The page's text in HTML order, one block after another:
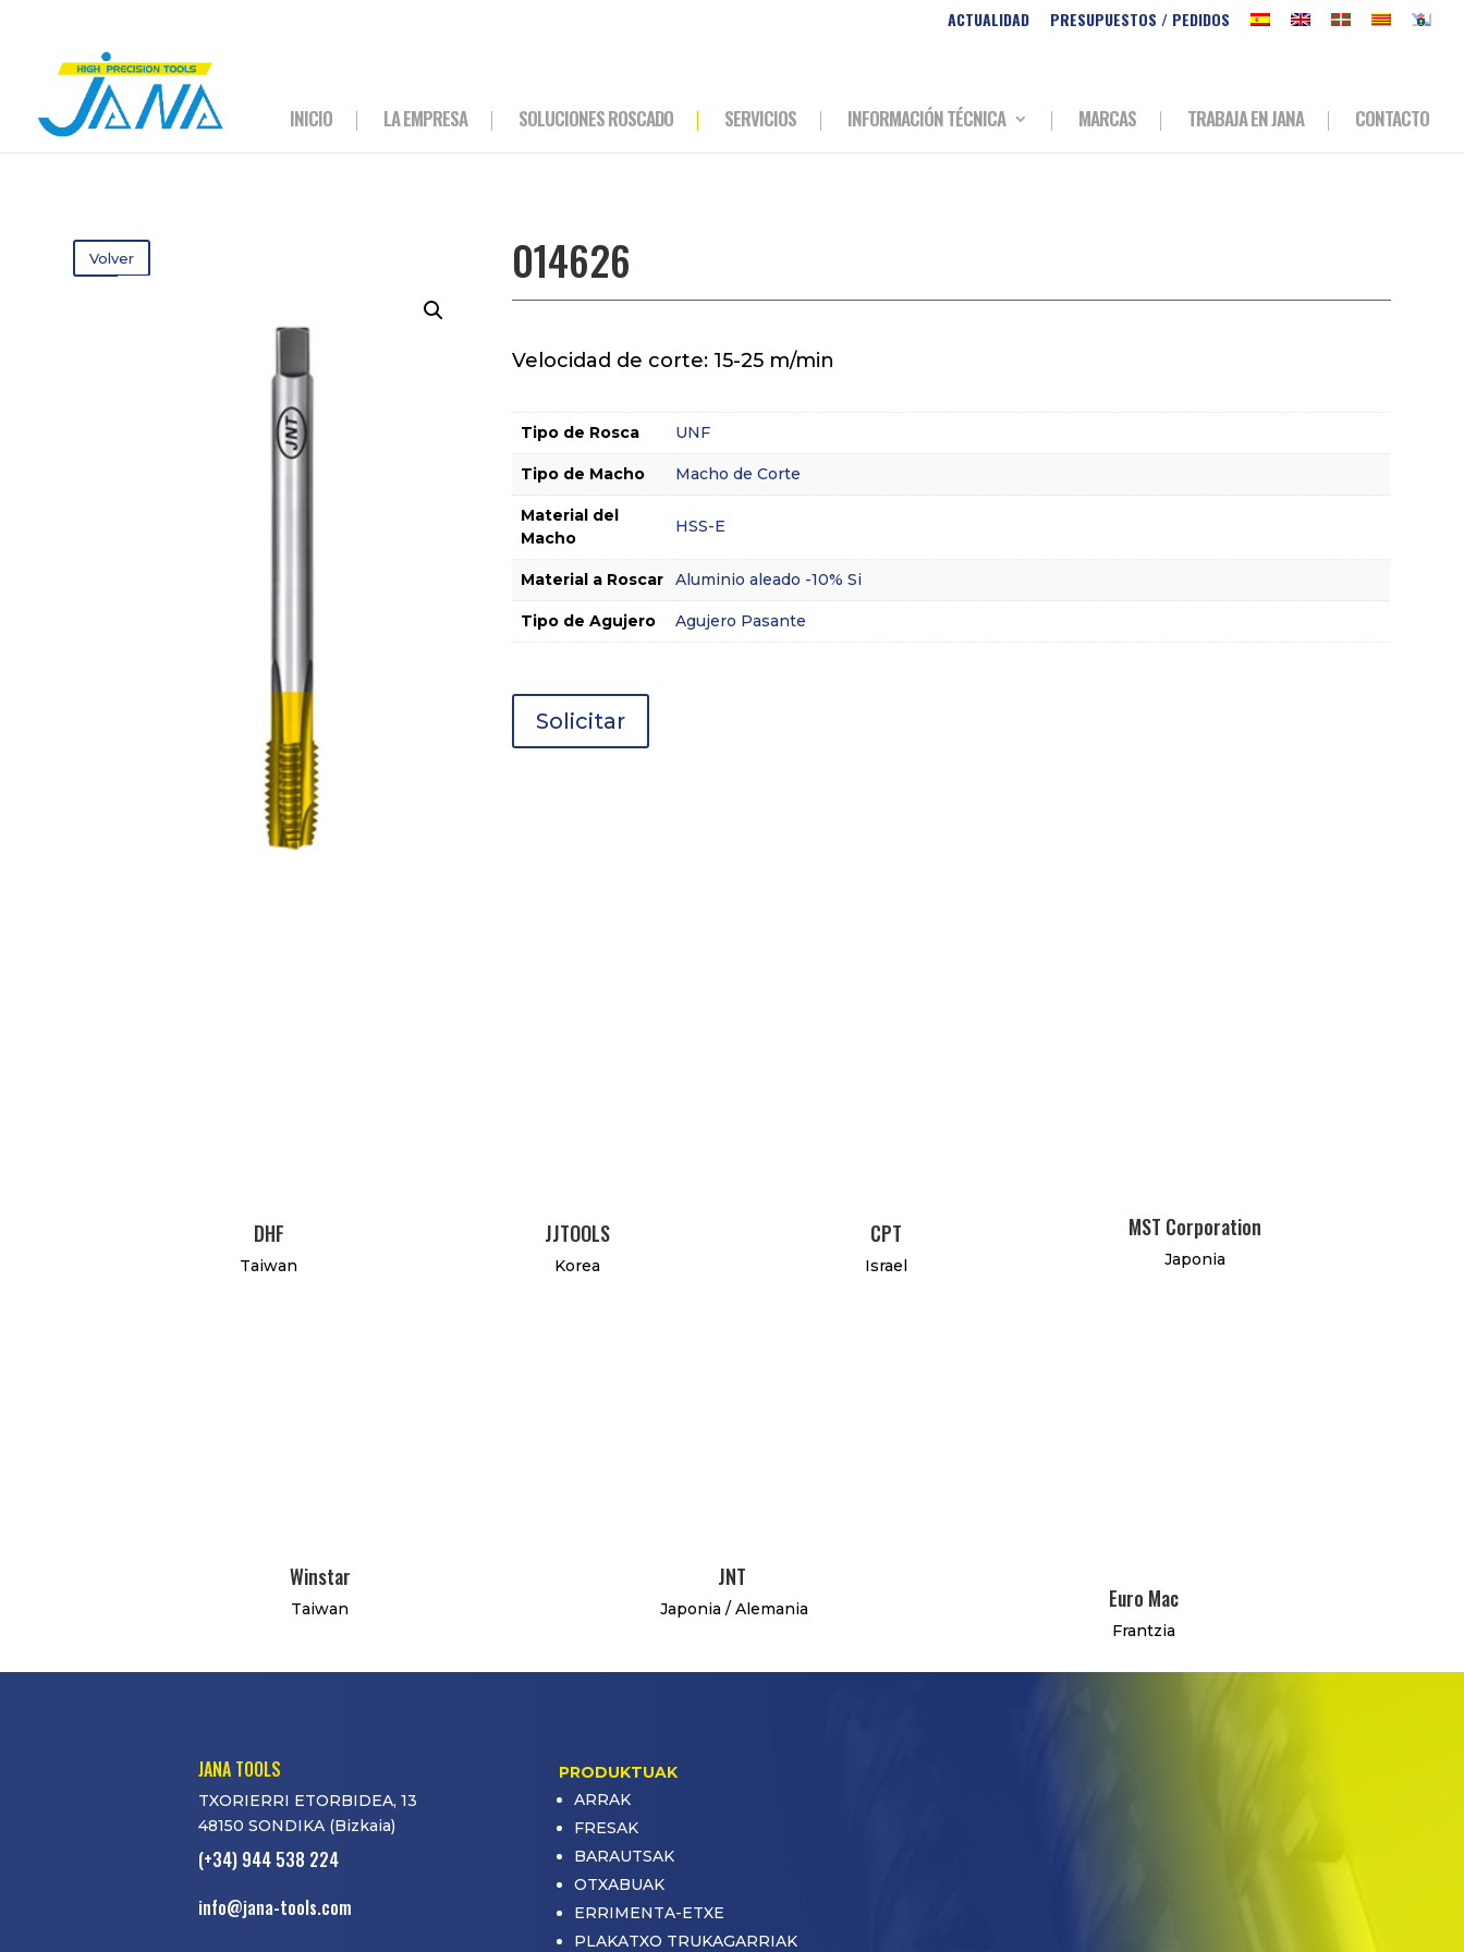
ACTUALIDAD PRESUPUESTOS / PEDIDOS
INICIO LA EMPRESA SOLUCIONES ROSCADO SERVICIOS INFORMACIÓN TÉCNICA MARCAS TRABAJA EN JANA CONTACTO
Volver 014626
Velocidad de corte: 15-25 m/min
Tipo de Rosca UNF
Tipo de Macho Macho de Corte
Material del
Macho
HSS-E
Material a Roscar Aluminio aleado -10% Si
Tipo de Agujero Agujero Pasante
Solicitar
DHF
Taiwan
JJTOOLS
Korea
CPT
Israel
MST Corporation
Japonia
Winstar
Taiwan
JNT
Japonia / Alemania Euro Mac
Frantzia
JANA TOOLS
TXORIERRI ETORBIDEA, 13
48150 SONDIKA (Bizkaia)
(+34) 944 538 224
info@jana-tools.com
PRODUKTUAK
ARRAK
FRESAK
BARAUTSAK
OTXABUAK
ERRIMENTA-ETXE
PLAKATXO TRUKAGARRIAK